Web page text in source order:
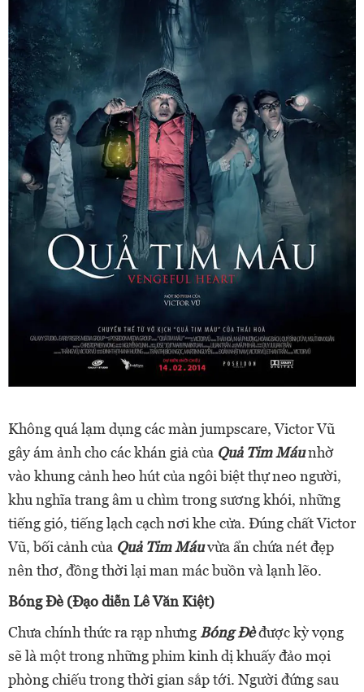
Không quá lạm dụng các màn jumpscare, Victor Vũ
gây ám ảnh cho các khán giả của Quả Tim Máunhờ
vào khung cảnh heo hút của ngôi biệt thự neo người,
khu nghĩa trang âm u chìm trong sương khói, những
tiếng gió, tiếng lạch cạch nơi khe cửa. Đúng chất Victor
Vũ, bối cảnh của Quả Tim Máuvừa ẩn chứa nét đẹp
nên thơ, đồng thời lại man mác buồn và lạnh lẽo.
Bóng Đè (Đạo diễn Lê Văn Kiệt)
Chưa chính thức ra rạp nhưngBóng Đèđược kỳ vọng
sẽ là một trong những phim kinh dị khuấy đảo mọi
phòng chiếu trong thời gian sắp tới. Người đứng sau